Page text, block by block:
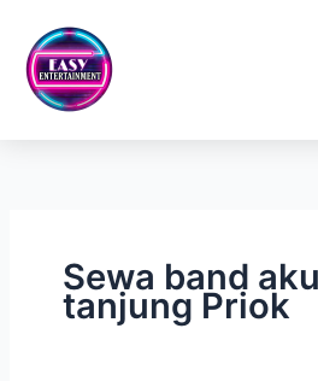
konten
Sewa band
tanjung Priok